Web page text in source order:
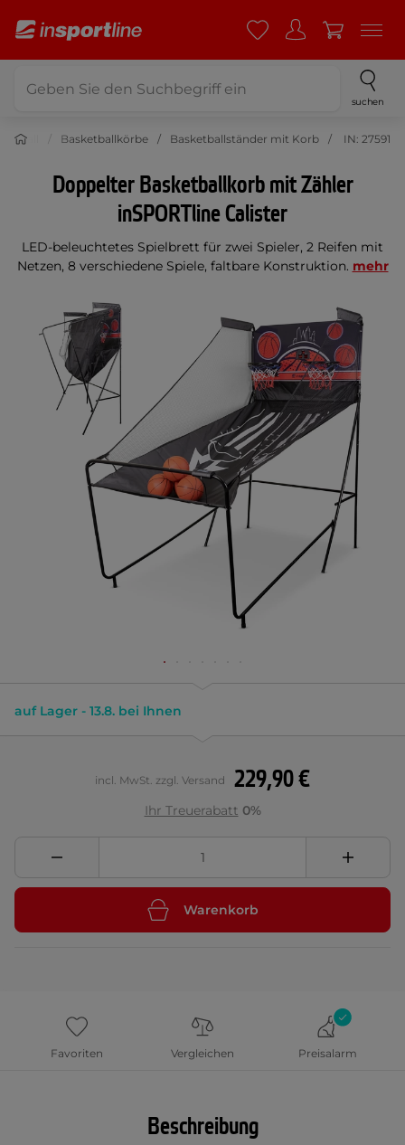
suchen
Basketballkörbe Basketballständer mit Korb IN: 27591
Doppelter Basketballkorb mit Zähler
inSPORTline Calister
LED-beleuchtetes Spielbrett für zwei Spieler, 2 Reifen mit
Netzen, 8 verschiedene Spiele, faltbare Konstruktion. mehr
auf Lager - 13.8. bei Ihnen
229,90 €
incl. MwSt. zzgl. Versand
Ihr Treuerabatt 0%
Warenkorb
Favoriten Vergleichen Preisalarm
Beschreibung